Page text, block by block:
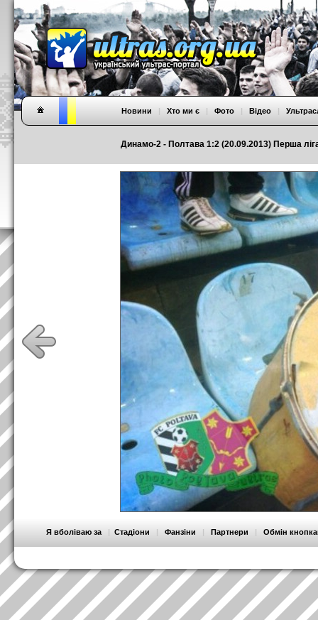
Динамо-2 - Полтава 1:2 (20.09.2013) Перша
Новини | Хто ми є | Фото | Відео |
Я вболіваю за | Стадіони | Фанзіни | Партнери | Обмін